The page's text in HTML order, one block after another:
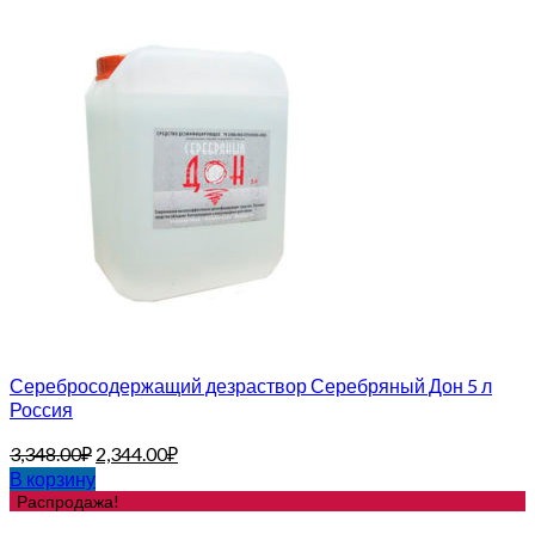
Серебросодержащий дезраствор Серебряный Дон 5 л
Россия
3,348.00₽ 2,344.00₽
В корзину
Распродажа!